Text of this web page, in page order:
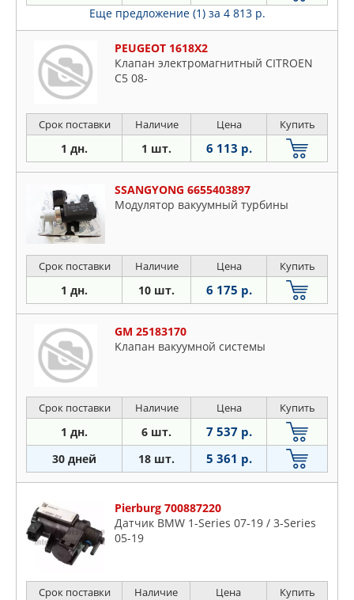
Еще предложение (1) за 4 813 р.
PEUGEOT 1618X2
Клапан электромагнитный CITROEN
C5 08-
Срок поставки Наличие Цена Купить
1 дн. 1 шт. 6 113 р.
SSANGYONG 6655403897
Модулятор вакуумный турбины
Срок поставки Наличие Цена Купить
1 дн. 10 шт. 6 175 р.
GM 25183170
Kлaпaн вaкyyмнoй cиcтeмы
Срок поставки Наличие Цена Купить
1 дн. 6 шт. 7 537 р.
30 дней 18 шт. 5 361 р.
Pierburg 700887220
Датчик BMW 1-Series 07-19 / 3-Series
05-19
Срок поставки Наличие Цена Купить